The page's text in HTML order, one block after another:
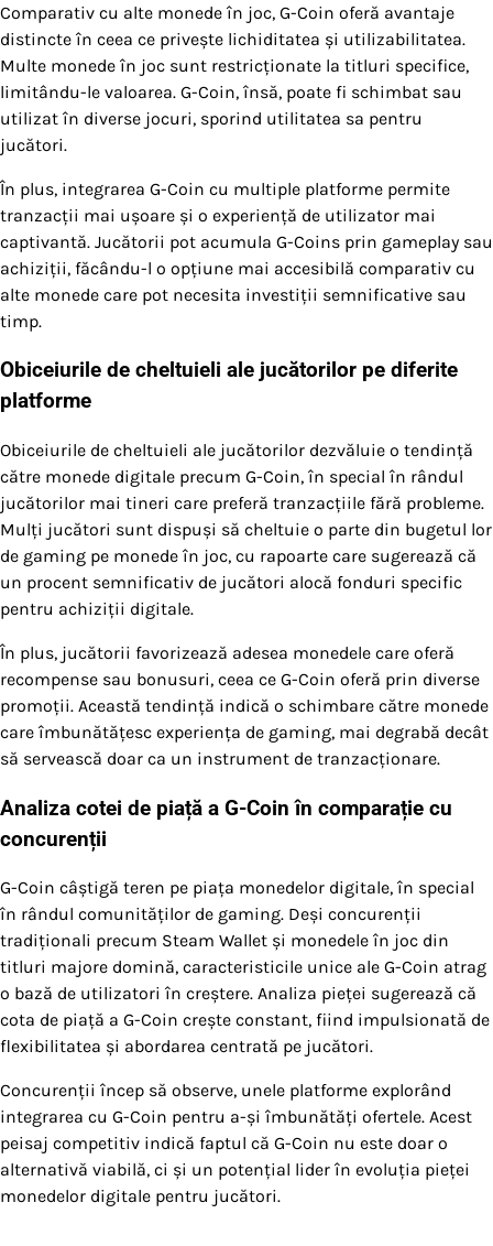
Comparativ cu alte monede în joc, G-Coin oferă avantaje
distincte în ceea ce privește lichiditatea și utilizabilitatea.
Multe monede în joc sunt restricționate la titluri specifice,
limitându-le valoarea. G-Coin, însă, poate fi schimbat sau
utilizat în diverse jocuri, sporind utilitatea sa pentru
jucători.
În plus, integrarea G-Coin cu multiple platforme permite
tranzacții mai ușoare și o experiență de utilizator mai
captivantă. Jucătorii pot acumula G-Coins prin gameplay sau
achiziții, făcându-l o opțiune mai accesibilă comparativ cu
alte monede care pot necesita investiții semnificative sau
timp.
Obiceiurile de cheltuieli ale jucătorilor pe diferite
platforme
Obiceiurile de cheltuieli ale jucătorilor dezvăluie o tendință
către monede digitale precum G-Coin, în special în rândul
jucătorilor mai tineri care preferă tranzacțiile fără probleme.
Mulți jucători sunt dispuși să cheltuie o parte din bugetul lor
de gaming pe monede în joc, cu rapoarte care sugerează că
un procent semnificativ de jucători alocă fonduri specific
pentru achiziții digitale.
În plus, jucătorii favorizează adesea monedele care oferă
recompense sau bonusuri, ceea ce G-Coin oferă prin diverse
promoții. Această tendință indică o schimbare către monede
care îmbunătățesc experiența de gaming, mai degrabă decât
să servească doar ca un instrument de tranzacționare.
Analiza cotei de piață a G-Coin în comparație cu
concurenții
G-Coin câștigă teren pe piața monedelor digitale, în special
în rândul comunităților de gaming. Deși concurenții
tradiționali precum Steam Wallet și monedele în joc din
titluri majore domină, caracteristicile unice ale G-Coin atrag
o bază de utilizatori în creștere. Analiza pieței sugerează că
cota de piață a G-Coin crește constant, fiind impulsionată de
flexibilitatea și abordarea centrată pe jucători.
Concurenții încep să observe, unele platforme explorând
integrarea cu G-Coin pentru a-și îmbunătăți ofertele. Acest
peisaj competitiv indică faptul că G-Coin nu este doar o
alternativă viabilă, ci și un potențial lider în evoluția pieței
monedelor digitale pentru jucători.